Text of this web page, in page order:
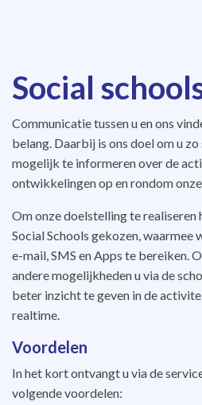
Social
Communicatie tussen u en ons
belang. Daarbij is ons doel om u
mogelijk te informeren over de
ontwikkelingen op en rondom
Om onze doelstelling te realiseren
Social Schools gekozen, waarmee
e-mail, SMS en Apps te bereiken.
andere mogelijkheden u via de
beter inzicht te geven in de
realtime.
Voordelen
In het kort ontvangt u via de
volgende voordelen: